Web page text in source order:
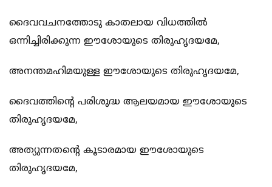
ദൈവവചനത്തോടു കാതലായ വിധത്തില്‍
ഒന്നിച്ചിരിക്കുന്ന ഈശോയുടെ തിരുഹൃദയമേ,
അനന്തമഹിമയുള്ള ഈശോയുടെ തിരുഹൃദയമേ,
ദൈവത്തിന്‍റെ പരിശുദ്ധ ആലയമായ ഈശോയുടെ
തിരുഹൃദയമേ,
അത്യുന്നതന്‍റെ കൂടാരമായ ഈശോയുടെ
തിരുഹൃദയമേ,